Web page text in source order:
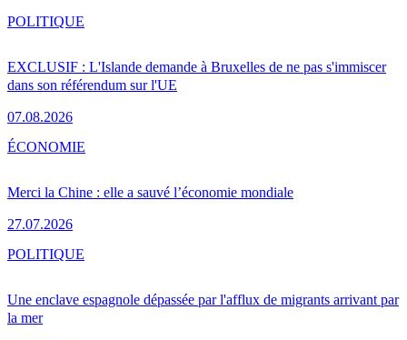
EXCLUSIF : L'Islande demande à Bruxelles de ne pas s'immiscer
dans son référendum sur l'UE
07.08.2026
POLITIQUE
Merci la Chine : elle a sauvé l’économie mondiale
27.07.2026
ÉCONOMIE
Une enclave espagnole dépassée par l'afflux de migrants arrivant par
la mer
POLITIQUE